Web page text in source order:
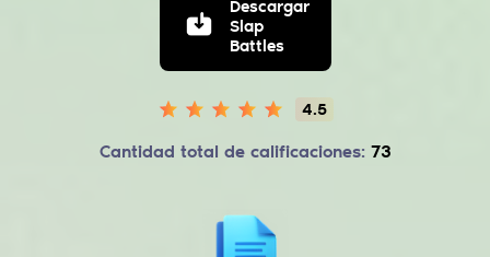
Farm, Slap Aura)
| YodaScript -
NatsumeHub
Descargar
Slap
Battles
4.5
Cantidad total de calificaciones: 73